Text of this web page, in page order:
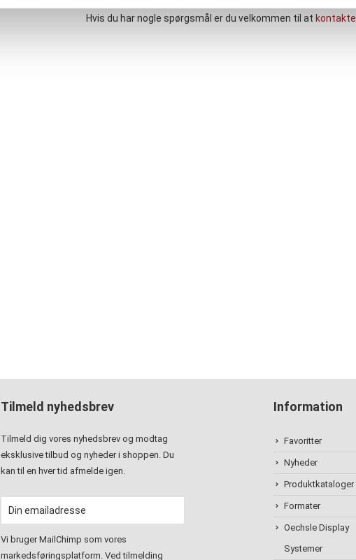
Hvis du har nogle spørgsmål er du velkommen til at kontakte
Tilmeld nyhedsbrev
Tilmeld dig vores nyhedsbrev og modtag
eksklusive tilbud og nyheder i shoppen. Du
kan til en hver tid afmelde igen.
Vi bruger MailChimp som vores
markedsføringsplatform. Ved tilmelding
Information
Favoritter
Nyheder
Produktkataloger
Formater
Oechsle Display
Systemer